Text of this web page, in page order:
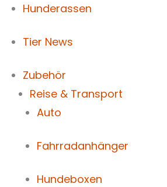
Hunderassen
Tier News
Zubehör
Reise & Transport
Auto
Fahrradanhänger
Hundeboxen